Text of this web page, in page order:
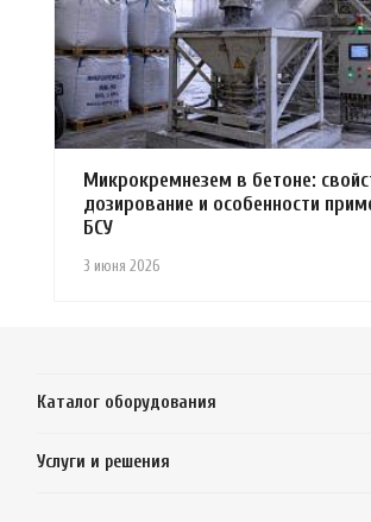
3 июня 2026
Микрокремнезем в бетоне:
дозирование и особенности
БСУ
Каталог оборудования
Услуги и решения